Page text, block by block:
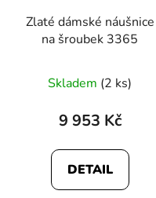
Zlaté dámské náušnice
na šroubek 3365
Skladem (2 ks)
9 953 Kč
DETAIL